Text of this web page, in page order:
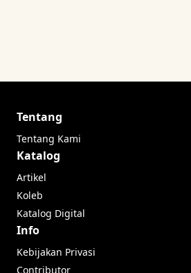
Tentang
Tentang Kami
Katalog
Artikel
Koleb
Katalog Digital
Info
Kebijakan Privasi
Contributor